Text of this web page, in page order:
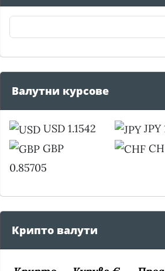
Валутни курсове
USD 1.1542
GBP
0.85705
JPY
Крипто валути